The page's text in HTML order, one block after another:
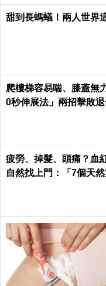
甜到長螞蟻！兩人世界
爬樓梯容易喘、膝蓋無
0秒伸展法」兩招擊敗
疲勞、掉髮、頭痛？血
自然找上門：「7個天